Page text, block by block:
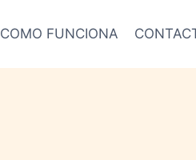
COMO FUNCIONA